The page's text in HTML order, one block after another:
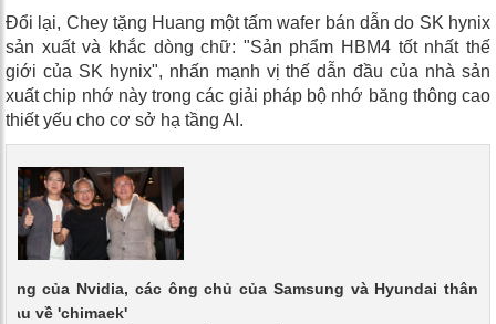
Đổi lại, Chey tặng Huang một tấm wafer bán dẫn do SK hynix
sản xuất và khắc dòng chữ: "Sản phẩm HBM4 tốt nhất thế
giới của SK hynix", nhấn mạnh vị thế dẫn đầu của nhà sản
xuất chip nhớ này trong các giải pháp bộ nhớ băng thông cao
thiết yếu cho cơ sở hạ tầng AI.
của Nvidia, các ông chủ của Samsung và Hyundai thân
về 'chimaek'